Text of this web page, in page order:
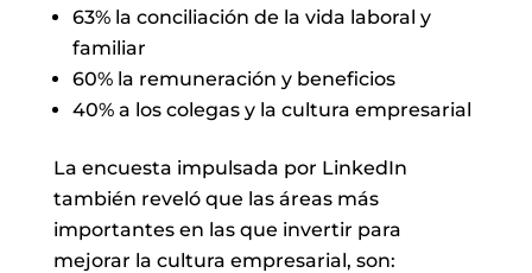
63% la conciliación de la vida laboral y
familiar
60% la remuneración y beneficios
40% a los colegas y la cultura empresarial
La encuesta impulsada por LinkedIn
también reveló que las áreas más
importantes en las que invertir para
mejorar la cultura empresarial, son: